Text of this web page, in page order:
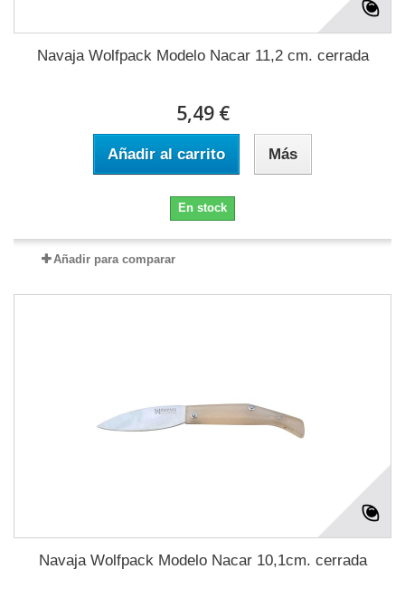
Navaja Wolfpack Modelo Nacar 11,2 cm. cerrada
5,49 €
Añadir al carrito Más
En stock
Añadir para comparar
Navaja Wolfpack Modelo Nacar 10,1cm. cerrada